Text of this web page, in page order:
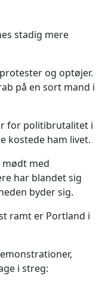
stadig mere
og optøjer.
på en sort mand i
for politibrutalitet i
kostede ham livet.
med
har blandet sig
byder sig.
ramt er Portland i
i streg: